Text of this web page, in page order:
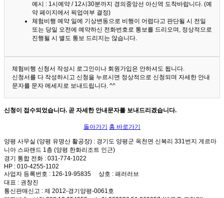
예시 : 1시예약 / 12시30분까지 경의중앙선 아신역 도착바랍니다. (예
약 페이지에서 픽업여부 결정)
체험비행 예약 일에 기상변동으로 비행이 어렵다고 판단될 시 전일
또는 당일 오전에 예약하신 전화번호로 통보를 드리오며, 정상적으로
진행될 시 별도 통보 드리지는 않습니다.
체험비행 신청서 작성시 로그인이나 회원가입은 안하셔도 됩니다.
신청서를 다 작성하시고 신청을 누르시면 정상적으로 신청되며 자세한 안내
문자를 문자 메세지로 보내드립니다. ^^
신청이 접수되었습니다. 곧 자세한 안내문자를 보내드리겠습니다.
돌아가기 홈 바로가기
양평 사무실 (양평 유명산 활공장) : 경기도 양평군 옥천면 신복리 331번지 게르마
니아 스파랜드 1층 (양평 한화리조트 인근)
경기 통합 전화 : 031-774-1022
HP : 010-4255-1102
사업자 등록번호 : 126-19-95835 상호 : 패러러브
대표 : 권창진
통신판매신고 : 제 2012-경기양평-0061호